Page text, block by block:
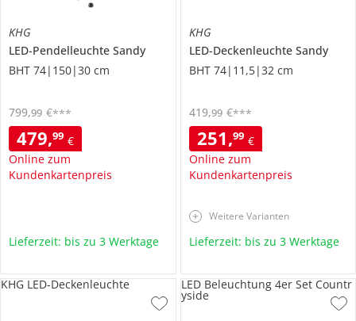
KHG
LED-Pendelleuchte Sandy
BHT 74|150|30 cm
479,99 €
Online zum
Kundenkartenpreis
799,99 €***
Lieferzeit: bis zu 3 Werktage
KHG
LED-Deckenleuchte Sandy
BHT 74|11,5|32 cm
251,99 €
Online zum
Kundenkartenpreis
419,99 €***
Weitere Varianten
Lieferzeit: bis zu 3 Werktage
KHG LED-Deckenleuchte LED Beleuchtung 4er Set Countr
yside